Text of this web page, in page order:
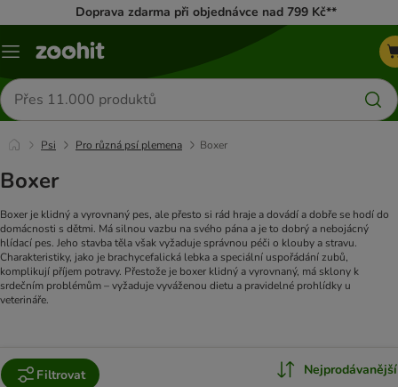
Doprava zdarma při objednávce nad 799 Kč**
Menu
Hledat
produkty
Psi Pro různá psí plemena Boxer
Boxer
Boxer je klidný a vyrovnaný pes, ale přesto si rád hraje a dovádí a dobře se hodí do
domácnosti s dětmi. Má silnou vazbu na svého pána a je to dobrý a nebojácný
hlídací pes. Jeho stavba těla však vyžaduje správnou péči o klouby a stravu.
Charakteristiky, jako je brachycefalická lebka a speciální uspořádání zubů,
komplikují příjem potravy. Přestože je boxer klidný a vyrovnaný, má sklony k
srdečním problémům – vyžaduje vyváženou dietu a pravidelné prohlídky u
veterináře.
Filtrovat Nejprodávanější